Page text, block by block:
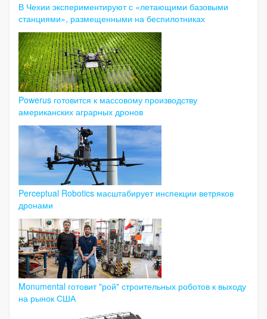
В Чехии экспериментируют с «летающими базовыми
станциями», размещенными на беспилотниках
Powerus готовится к массовому производству
американских аграрных дронов
Perceptual Robotics масштабирует инспекции ветряков
дронами
Monumental готовит "рой" строительных роботов к выходу
на рынок США